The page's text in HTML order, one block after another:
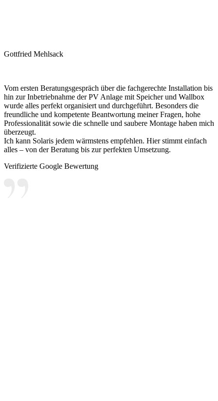
Gottfried Mehlsack
Vom ersten Beratungsgespräch über die fachgerechte Installation bis
hin zur Inbetriebnahme der PV Anlage mit Speicher und Wallbox
wurde alles perfekt organisiert und durchgeführt. Besonders die
freundliche und kompetente Beantwortung meiner Fragen, hohe
Professionalität sowie die schnelle und saubere Montage haben mich
überzeugt.
Ich kann Solaris jedem wärmstens empfehlen. Hier stimmt einfach
alles – von der Beratung bis zur perfekten Umsetzung.
Verifizierte Google Bewertung